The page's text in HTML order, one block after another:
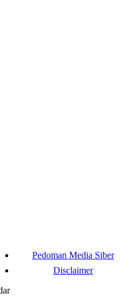
Pedoman Media Siber
Disclaimer